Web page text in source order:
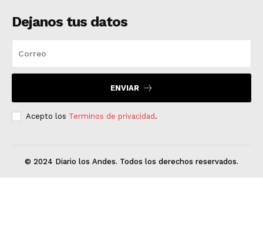
Dejanos tus datos
ENVIAR
Acepto los Terminos de privacidad.
© 2024 Diario los Andes. Todos los derechos reservados.